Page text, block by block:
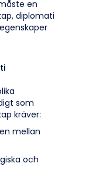
en
diplomati
som
kräver:
mellan
och